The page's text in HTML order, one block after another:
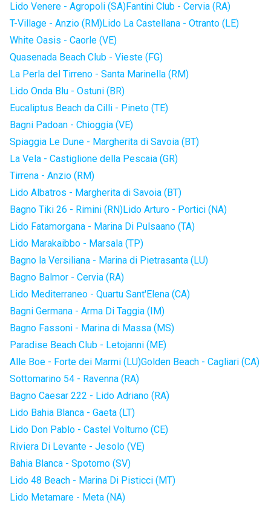
Lido Venere - Agropoli (SA)Fantini Club - Cervia (RA)
T-Village - Anzio (RM)Lido La Castellana - Otranto (LE)
White Oasis - Caorle (VE)
Quasenada Beach Club - Vieste (FG)
La Perla del Tirreno - Santa Marinella (RM)
Lido Onda Blu - Ostuni (BR)
Eucaliptus Beach da Cilli - Pineto (TE)
Bagni Padoan - Chioggia (VE)
Spiaggia Le Dune - Margherita di Savoia (BT)
La Vela - Castiglione della Pescaia (GR)
Tirrena - Anzio (RM)
Lido Albatros - Margherita di Savoia (BT)
Bagno Tiki 26 - Rimini (RN)Lido Arturo - Portici (NA)
Lido Fatamorgana - Marina Di Pulsaano (TA)
Lido Marakaibbo - Marsala (TP)
Bagno la Versiliana - Marina di Pietrasanta (LU)
Bagno Balmor - Cervia (RA)
Lido Mediterraneo - Quartu Sant'Elena (CA)
Bagni Germana - Arma Di Taggia (IM)
Bagno Fassoni - Marina di Massa (MS)
Paradise Beach Club - Letojanni (ME)
Alle Boe - Forte dei Marmi (LU)Golden Beach - Cagliari (CA)
Sottomarino 54 - Ravenna (RA)
Bagno Caesar 222 - Lido Adriano (RA)
Lido Bahia Blanca - Gaeta (LT)
Lido Don Pablo - Castel Volturno (CE)
Riviera Di Levante - Jesolo (VE)
Bahia Blanca - Spotorno (SV)
Lido 48 Beach - Marina Di Pisticci (MT)
Lido Metamare - Meta (NA)